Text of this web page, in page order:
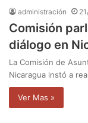
administración
Comisión
diálogo en
La Comisión de
Nicaragua instó a
Ver Mas »